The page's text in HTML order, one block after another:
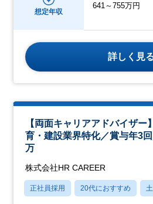
想定年収
641～755万円
詳しく見
【両面キャリアアドバイザー
育・建設業界特化／賞与年3
万
株式会社HR CAREER
正社員採用 20代におすすめ